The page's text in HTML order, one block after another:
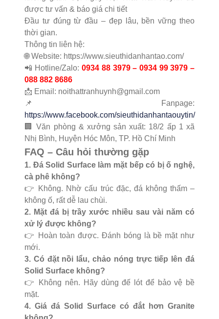
được tư vấn & báo giá chi tiết
Đầu tư đúng từ đầu – đẹp lâu, bền vững theo
thời gian.
Thông tin liên hệ:
🌐 Website: https://www.sieuthidanhantao.com/
📲 Hotline/Zalo:0934 88 3979 – 0934 99 3979 –
088 882 8686
📩 Email: noithattranhuynh@gmail.com
📌 Fanpage:
https://www.facebook.com/sieuthidanhantaouytin/
🏢 Văn phòng & xưởng sản xuất: 18/2 ấp 1 xã
Nhị Bình, Huyện Hóc Môn, TP. Hồ Chí Minh
FAQ – Câu hỏi thường gặp
1. Đá Solid Surface làm mặt bếp có bị ố nghệ,
cà phê không?
👉 Không. Nhờ cấu trúc đặc, đá không thấm –
không ố, rất dễ lau chùi.
2. Mặt đá bị trầy xước nhiều sau vài năm có
xử lý được không?
👉 Hoàn toàn được. Đánh bóng là bề mặt như
mới.
3. Có đặt nồi lẩu, chảo nóng trực tiếp lên đá
Solid Surface không?
👉 Không nên. Hãy dùng đế lót để bảo vệ bề
mặt.
4. Giá đá Solid Surface có đắt hơn Granite